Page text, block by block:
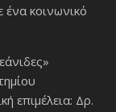
κοινωνικό
επιμέλεια: Δρ.